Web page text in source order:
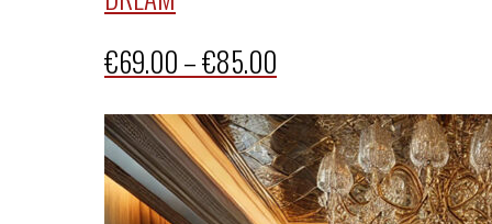
€69.00–€85.00
€69.00
through